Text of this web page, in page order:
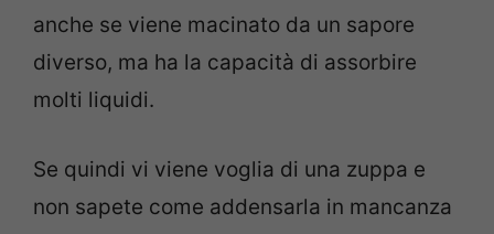
anche se viene macinato da un sapore
diverso, ma ha la capacità di assorbire
molti liquidi.
Se quindi vi viene voglia di una zuppa e
non sapete come addensarla in mancanza